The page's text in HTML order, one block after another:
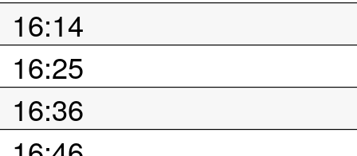
16:14
16:25
16:36